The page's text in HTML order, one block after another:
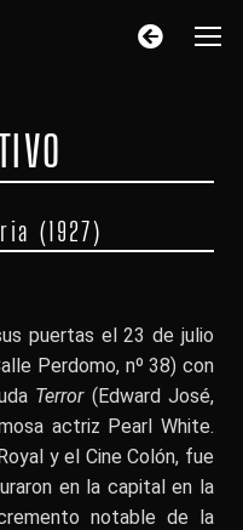
(1927)
puertas el 23 de julio
Perdomo, nº 38) con
Terror (Edward José,
actriz Pearl White.
y el Cine Colón, fue
en la capital en la
notable de la